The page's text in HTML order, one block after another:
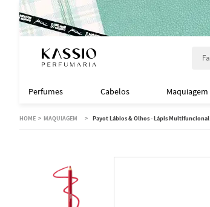
Perfumes Cabelos Maquiagem
MAQUIAGEM Payot Lábios & Olhos - Lápis Multifuncional